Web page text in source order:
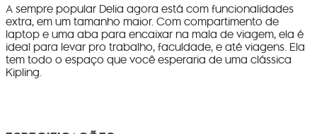
A sempre popular Delia agora está com funcionalidades
extra, em um tamanho maior. Com compartimento de
laptop e uma aba para encaixar na mala de viagem, ela é
ideal para levar pro trabalho, faculdade, e até viagens. Ela
tem todo o espaço que você esperaria de uma clássica
Kipling.